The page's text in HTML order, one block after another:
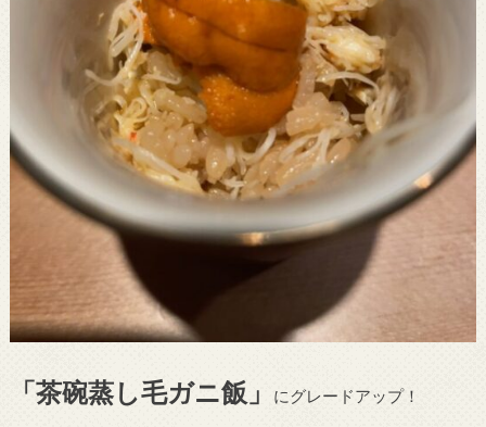
「茶碗蒸し毛ガニ飯」 にグレードアップ！